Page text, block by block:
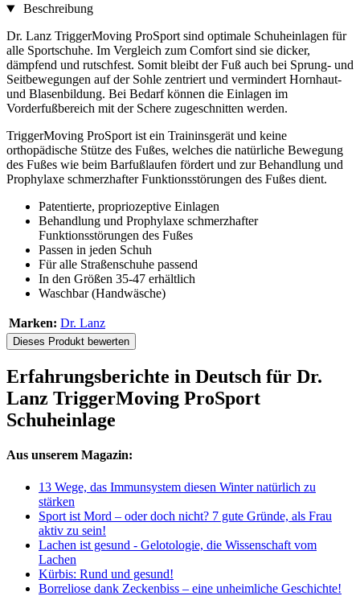
Beschreibung
Dr. Lanz TriggerMoving ProSport sind optimale Schuheinlagen für
alle Sportschuhe. Im Vergleich zum Comfort sind sie dicker,
dämpfend und rutschfest. Somit bleibt der Fuß auch bei Sprung- und
Seitbewegungen auf der Sohle zentriert und vermindert Hornhaut-
und Blasenbildung. Bei Bedarf können die Einlagen im
Vorderfußbereich mit der Schere zugeschnitten werden.
TriggerMoving ProSport ist ein Traininsgerät und keine
orthopädische Stütze des Fußes, welches die natürliche Bewegung
des Fußes wie beim Barfußlaufen fördert und zur Behandlung und
Prophylaxe schmerzhafter Funktionsstörungen des Fußes dient.
Patentierte, propriozeptive Einlagen
Behandlung und Prophylaxe schmerzhafter
Funktionsstörungen des Fußes
Passen in jeden Schuh
Für alle Straßenschuhe passend
In den Größen 35-47 erhältlich
Waschbar (Handwäsche)
Marken: Dr. Lanz
Dieses Produkt bewerten
Erfahrungsberichte in Deutsch für Dr.
Lanz TriggerMoving ProSport
Schuheinlage
Aus unserem Magazin:
13 Wege, das Immunsystem diesen Winter natürlich zu
stärken
Sport ist Mord – oder doch nicht? 7 gute Gründe, als Frau
aktiv zu sein!
Lachen ist gesund - Gelotologie, die Wissenschaft vom
Lachen
Kürbis: Rund und gesund!
Borreliose dank Zeckenbiss – eine unheimliche Geschichte!